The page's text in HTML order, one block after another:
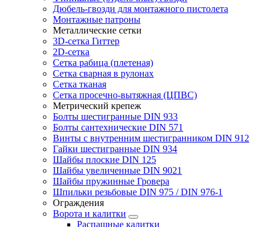
Дюбель-гвозди для монтажного пистолета
Монтажные патроны
Металлические сетки
3D-сетка Гиттер
2D-сетка
Сетка рабица (плетеная)
Сетка сварная в рулонах
Сетка тканая
Сетка просечно-вытяжная (ЦПВС)
Метрический крепеж
Болты шестигранные DIN 933
Болты сантехнические DIN 571
Винты с внутренним шестигранником DIN 912
Гайки шестигранные DIN 934
Шайбы плоские DIN 125
Шайбы увеличенные DIN 9021
Шайбы пружинные Гровера
Шпильки резьбовые DIN 975 / DIN 976-1
Ограждения
Ворота и калитки
Распашные калитки